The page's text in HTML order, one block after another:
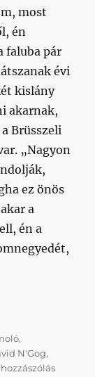
most
én
faluba pár
évi
kislány
akarnak,
Brüsszeli
„Nagyon
ez önös
a
én a
látom a
,
N'Gog,
Ütöttük